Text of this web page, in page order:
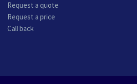
Request a quote
Request a price
Call back